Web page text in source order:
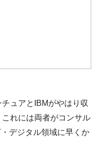
ュアとIBMがやはり収
れには両者がコンサル
デジタル領域に早くか